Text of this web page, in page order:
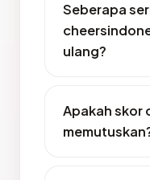
Seberapa
ulang?
Apakah skor